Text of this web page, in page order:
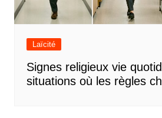
Laïcité
Signes religieux vie
situations où les règles